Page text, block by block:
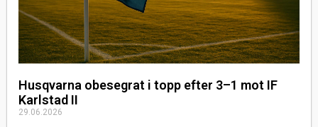
Husqvarna obesegrat i topp efter 3–1 mot IF
Karlstad II
29.06.2026